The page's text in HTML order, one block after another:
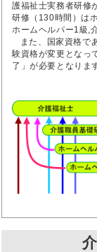
護福祉士実務者研修
研修（130時間）は
ホームヘルパー1級,
また、国家資格で
験資格が変更となっ
了」が必要となりま